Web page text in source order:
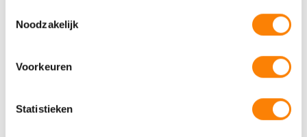
Informatie verzamelen over uw geografische locatie,
Uw apparaat identificeren door het actief te scannen
op specifieke eigenschappen (fingerprinting)
verwerkt en stel uw voorkeuren in het
detailgedeelte
in.
Noodzakelijk
Voorkeuren
Statistieken